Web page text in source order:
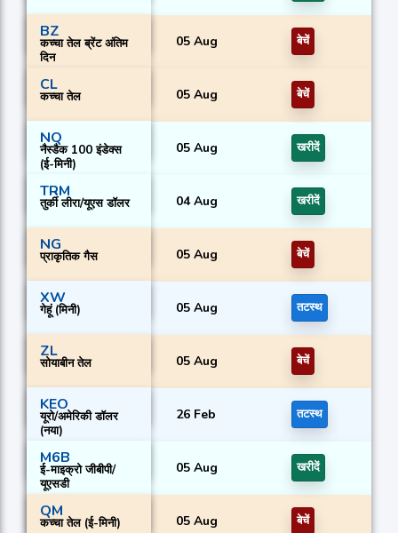
BZ
कच्चा तेल ब्रेंट अंतिम
दिन
05 Aug बेचें
CL
कच्चा तेल 05 Aug बेचें
NQ
नैस्डैक 100 इंडेक्स
(ई-मिनी)
05 Aug खरीदें
TRM
तुर्की लीरा/यूएस डॉलर 04 Aug खरीदें
NG
प्राकृतिक गैस 05 Aug बेचें
XW
गेहूं (मिनी) 05 Aug तटस्थ
ZL
सोयाबीन तेल 05 Aug बेचें
KEO
यूरो/अमेरिकी डॉलर
(नया)
26 Feb तटस्थ
M6B
ई-माइक्रो जीबीपी/
यूएसडी
05 Aug खरीदें
QM
कच्चा तेल (ई-मिनी) 05 Aug बेचें